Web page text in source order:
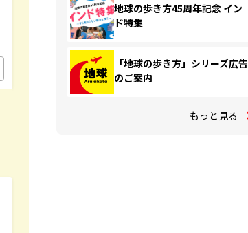
地球の歩き方45周年記念 イン
ド特集
「地球の歩き方」シリーズ広告
のご案内
もっと見る